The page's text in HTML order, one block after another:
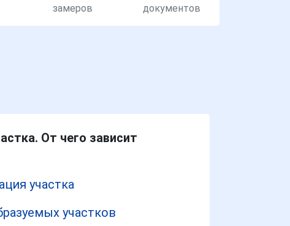
замеров
документов
От чего зависит
участка
участков